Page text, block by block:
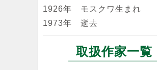
1926年 モスクワ生まれ
1973年 逝去
取扱作家一覧